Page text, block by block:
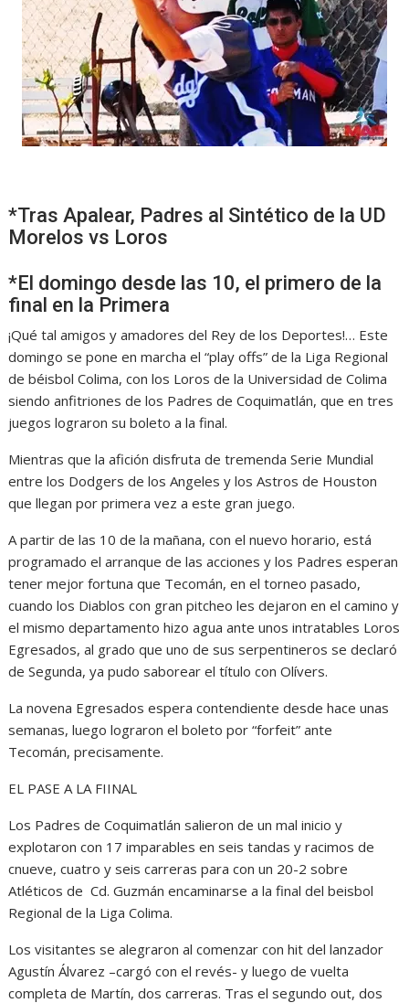
*Tras Apalear, Padres al Sintético de la UD
Morelos vs Loros
*El domingo desde las 10, el primero de la
final en la Primera
¡Qué tal amigos y amadores del Rey de los Deportes!… Este
domingo se pone en marcha el “play offs” de la Liga Regional
de béisbol Colima, con los Loros de la Universidad de Colima
siendo anfitriones de los Padres de Coquimatlán, que en tres
juegos lograron su boleto a la final.
Mientras que la afición disfruta de tremenda Serie Mundial
entre los Dodgers de los Angeles y los Astros de Houston
que llegan por primera vez a este gran juego.
A partir de las 10 de la mañana, con el nuevo horario, está
programado el arranque de las acciones y los Padres esperan
tener mejor fortuna que Tecomán, en el torneo pasado,
cuando los Diablos con gran pitcheo les dejaron en el camino y
el mismo departamento hizo agua ante unos intratables Loros
Egresados, al grado que uno de sus serpentineros se declaró
de Segunda, ya pudo saborear el título con Olívers.
La novena Egresados espera contendiente desde hace unas
semanas, luego lograron el boleto por “forfeit” ante
Tecomán, precisamente.
EL PASE A LA FIINAL
Los Padres de Coquimatlán salieron de un mal inicio y
explotaron con 17 imparables en seis tandas y racimos de
cnueve, cuatro y seis carreras para con un 20-2 sobre
Atléticos de Cd. Guzmán encaminarse a la final del beisbol
Regional de la Liga Colima.
Los visitantes se alegraron al comenzar con hit del lanzador
Agustín Álvarez –cargó con el revés- y luego de vuelta
completa de Martín, dos carreras. Tras el segundo out, dos